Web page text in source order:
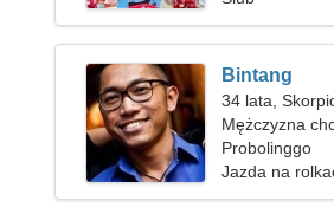
Bintang
34 lata,
Mężczyzna
Probolinggo
Jazda na